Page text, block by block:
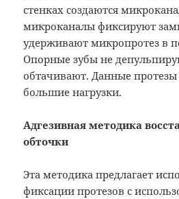
стенках создаются
микроканалы фиксируют
удерживают микропротез в
Опорные зубы не
обтачивают. Данные
большие нагрузки.
Адгезивная методика
обточки
Эта методика предлагает
фиксации протезов с